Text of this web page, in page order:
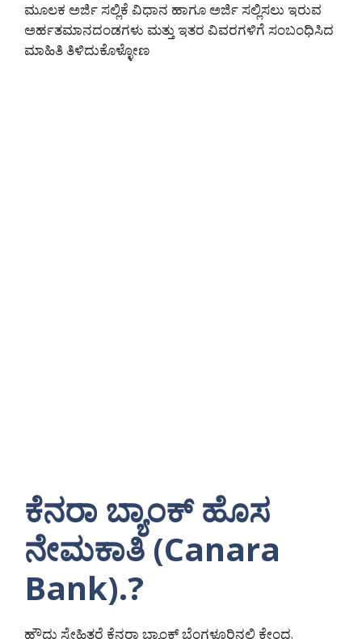
ಮೂಲಕ ಅರ್ಜಿ ಸಲ್ಲಿಕೆ ವಿಧಾನ ಹಾಗೂ ಅರ್ಜಿ ಸಲ್ಲಿಸಲು ಇರುವ
ಅರ್ಹತಮಾನದಂಡಗಳು ಮತ್ತು ಇತರ ವಿವರಗಳಿಗೆ ಸಂಬಂಧಿಸಿದ
ಮಾಹಿತಿ ತಿಳಿದುಕೊಳ್ಳೋಣ
ಕೆನರಾ ಬ್ಯಾಂಕ್ ಹೊಸ
ನೇಮಕಾತಿ (Canara
Bank).?
ಹೌದು ಸ್ನೇಹಿತರೆ ಕೆನರಾ ಬ್ಯಾಂಕ್ ಬೆಂಗಳೂರಿನಲ್ಲಿ ಕೇಂದ್ರ